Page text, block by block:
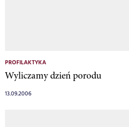
PROFILAKTYKA
Wyliczamy dzień porodu
13.09.2006